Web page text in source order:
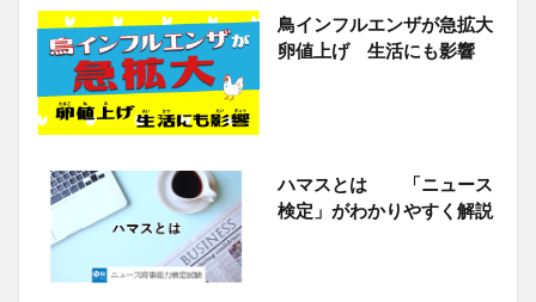
鳥インフルエンザが急拡大
卵値上げ 生活にも影響
ハマスとは 「ニュース
検定」がわかりやすく解説